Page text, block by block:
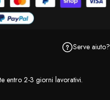
Serve aiuto?
entro 2-3 giorni lavorativi.